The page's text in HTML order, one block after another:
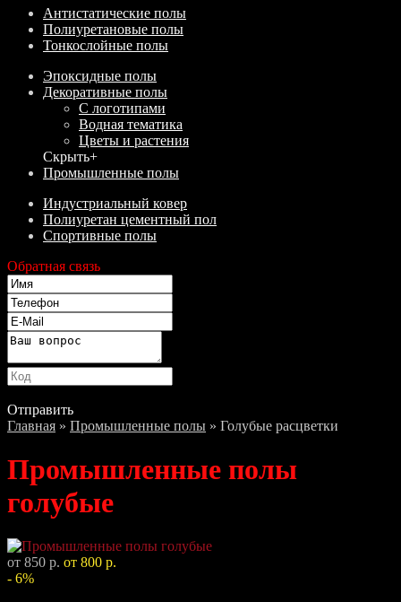
Антистатические полы
Полиуретановые полы
Тонкослойные полы
Эпоксидные полы
Декоративные полы
С логотипами
Водная тематика
Цветы и растения
Скрыть+
Промышленные полы
Индустриальный ковер
Полиуретан цементный пол
Спортивные полы
Обратная связь
Отправить
Главная » Промышленные полы » Голубые расцветки
Промышленные полы
голубые
от 850 р. от 800 р.
- 6%